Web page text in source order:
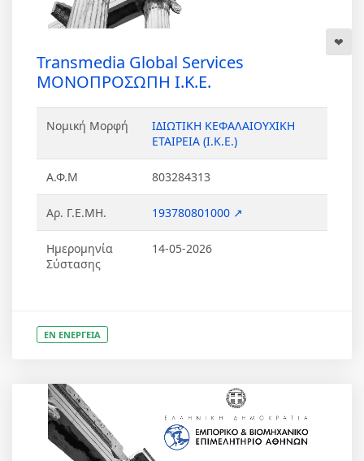
Transmedia Global Services
ΜΟΝΟΠΡΟΣΩΠΗ Ι.Κ.Ε.
Νομική Μορφή
ΙΔΙΩΤΙΚΗ ΚΕΦΑΛΑΙΟΥΧΙΚΗ
ΕΤΑΙΡΕΙΑ (Ι.Κ.Ε.)
Α.Φ.Μ 803284313
Αρ. Γ.Ε.ΜΗ. 193780801000 ↗
Ημερομηνία
Σύστασης
14-05-2026
ΕΝ ΕΝΕΡΓΕΙΑ